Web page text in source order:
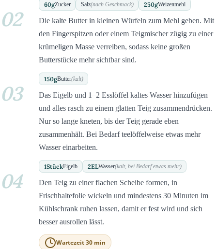
60gZucker Salz(nach Geschmack) 250gWeizenmehl
02
Die kalte Butter in kleinen Würfeln zum Mehl geben. Mit
den Fingerspitzen oder einem Teigmischer zügig zu einer
krümeligen Masse verreiben, sodass keine großen
Butterstücke mehr sichtbar sind.
150gButter(kalt)
03
Das Eigelb und 1–2 Esslöffel kaltes Wasser hinzufügen
und alles rasch zu einem glatten Teig zusammendrücken.
Nur so lange kneten, bis der Teig gerade eben
zusammenhält. Bei Bedarf teelöffelweise etwas mehr
Wasser einarbeiten.
1StückEigelb 2ELWasser(kalt, bei Bedarf etwas mehr)
04
Den Teig zu einer flachen Scheibe formen, in
Frischhaltefolie wickeln und mindestens 30 Minuten im
Kühlschrank ruhen lassen, damit er fest wird und sich
besser ausrollen lässt.
Wartezeit 30 min